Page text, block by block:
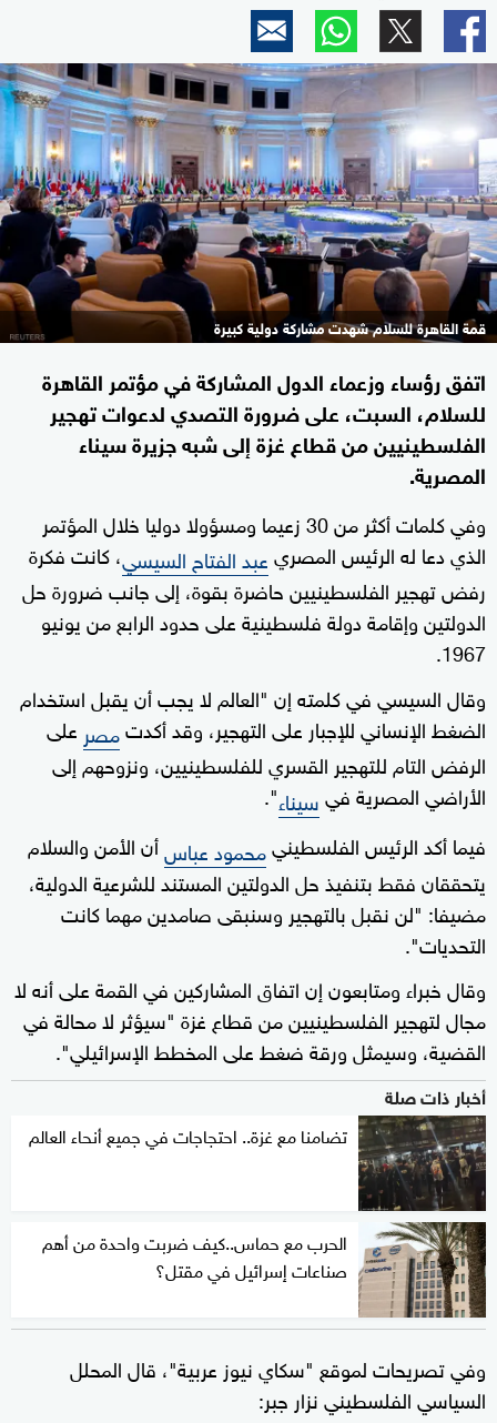
قمة القاهرة للسلام شهدت مشاركة دولية كبيرة
اتفق رؤساء وزعماء الدول المشاركة في مؤتمر القاهرة
للسلام، السبت، على ضرورة التصدي لدعوات تهجير
الفلسطينيين من قطاع غزة إلى شبه جزيرة سيناء
المصرية.
وفي كلمات أكثر من 30 زعيما ومسؤولا دوليا خلال المؤتمر
الذي دعا له الرئيس المصريعبد الفتاح السيسي، كانت فكرة
رفض تهجير الفلسطينيين حاضرة بقوة، إلى جانب ضرورة حل
الدولتين وإقامة دولة فلسطينية على حدود الرابع من يونيو
1967.
وقال السيسي في كلمته إن "العالم لا يجب أن يقبل استخدام
الضغط الإنساني للإجبار على التهجير، وقد أكدتمصر على
الرفض التام للتهجير القسري للفلسطينيين، ونزوحهم إلى
الأراضي المصرية فيسيناء".
فيما أكد الرئيس الفلسطينيمحمود عباسأن الأمن والسلام
يتحققان فقط بتنفيذ حل الدولتين المستند للشرعية الدولية،
مضيفا: "لن نقبل بالتهجير وسنبقى صامدين مهما كانت
التحديات".
وقال خبراء ومتابعون إن اتفاق المشاركين في القمة على أنه لا
مجال لتهجير الفلسطينيين من قطاع غزة "سيؤثر لا محالة في
القضية، وسيمثل ورقة ضغط على المخطط الإسرائيلي".
أخبار ذات صلة
تضامنا مع غزة.. احتجاجات في جميع أنحاء العالم
الحرب مع حماس..كيف ضربت واحدة من أهم
صناعات إسرائيل في مقتل؟
وفي تصريحات لموقع "سكاي نيوز عربية"، قال المحلل
السياسي الفلسطيني نزار جبر: